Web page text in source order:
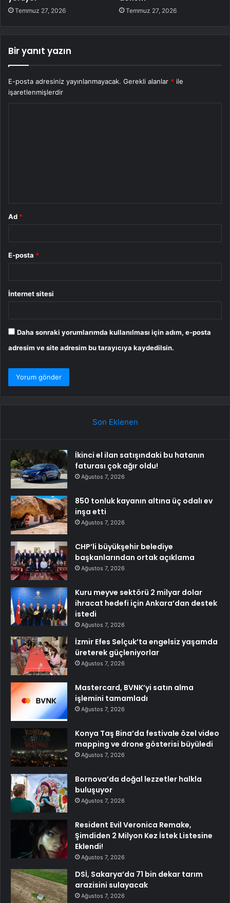
Temmuz 27, 2026 Temmuz 27, 2026
Bir yanıt yazın
E-posta adresiniz yayınlanmayacak. Gerekli alanlar * ile
işaretlenmişlerdir
Ad *
E-posta *
İnternet sitesi
Daha sonraki yorumlarımda kullanılması için adım, e-posta
adresim ve site adresim bu tarayıcıya kaydedilsin.
Son Eklenen
İkinci el ilan satışındaki bu hatanın
faturası çok ağır oldu!
Ağustos 7, 2026
850 tonluk kayanın altına üç odalı ev
inşa etti
Ağustos 7, 2026
CHP’li büyükşehir belediye
başkanlarından ortak açıklama
Ağustos 7, 2026
Kuru meyve sektörü 2 milyar dolar
ihracat hedefi için Ankara’dan destek
istedi
Ağustos 7, 2026
İzmir Efes Selçuk’ta engelsiz yaşamda
üreterek güçleniyorlar
Ağustos 7, 2026
Mastercard, BVNK’yi satın alma
işlemini tamamladı
Ağustos 7, 2026
Konya Taş Bina’da festivale özel video
mapping ve drone gösterisi büyüledi
Ağustos 7, 2026
Bornova’da doğal lezzetler halkla
buluşuyor
Ağustos 7, 2026
Resident Evil Veronica Remake,
Şimdiden 2 Milyon Kez İstek Listesine
Eklendi!
Ağustos 7, 2026
DSİ, Sakarya’da 71 bin dekar tarım
arazisini sulayacak
Ağustos 7, 2026